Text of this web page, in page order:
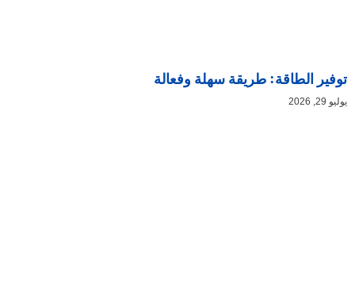
توفير الطاقة: طريقة سهلة وفعالة
يوليو 29, 2026